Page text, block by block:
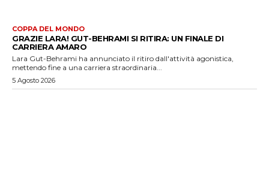
COPPA DEL MONDO
GRAZIE LARA! GUT-BEHRAMI SI RITIRA: UN FINALE DI
CARRIERA AMARO
Lara Gut-Behrami ha annunciato il ritiro dall'attività agonistica,
mettendo fine a una carriera straordinaria...
5 Agosto 2026